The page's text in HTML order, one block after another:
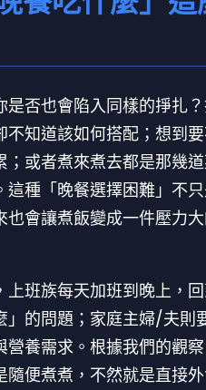
是否也會陷入同樣的掙扎
不知道該如何搭配；想到
；或者煮來煮去都是那幾
這種「晚餐選擇困難」不
也會讓煮飯變成一件壓力
上班族每天加班到晚上，
」的問題；家庭主婦/夫則
營養需求。根據我們的觀
隨便煮煮，不然就是直接